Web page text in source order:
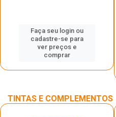
Faça seu login ou
cadastre-se para
ver preços e
comprar
TINTAS E COMPLEMENTOS